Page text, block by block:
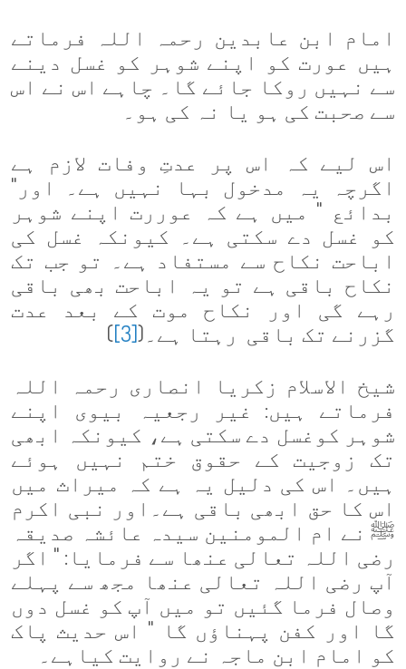
امام ابن عابدین رحمہ اللہ فرماتے
ہیں عورت کو اپنے شوہر کو غسل دینے
سے نہیں روکا جائے گا۔ چاہے اس نے اس
سے صحبت کی ہو یا نہ کی ہو۔
اس لیے کہ اس پر عدتِ وفات لازم ہے
اگرچہ یہ مدخول بہا نہیں ہے۔ اور"
بدائع " میں ہے کہ عوررت اپنے شوہر
کو غسل دے سکتی ہے۔ کیونکہ غسل کی
اباحت نکاح سے مستفاد ہے۔ تو جب تک
نکاح باقی ہے تو یہ اباحت بھی باقی
رہے گی اور نکاح موت کے بعد عدت
گزرنے تک باقی رہتا ہے۔([3]
)
شیخ الاسلام زکریا انصاری رحمہ اللہ
فرماتے ہیں: غیر رجعیہ بیوی اپنے
شوہر کوغسل دے سکتی ہے، کیونکہ ابھی
تک زوجیت کے حقوق ختم نہیں ہوئے
ہیں۔ اس کی دلیل یہ ہے کہ میراث میں
اس کا حق ابھی باقی ہے۔اور نبی اکرم
ﷺ نے ام المومنین سیدہ عائشہ صدیقہ
رضی اللہ تعالی عنھا سے فرمایا: " اگر
آپ رضی اللہ تعالی عنھا مجھ سے پہلے
وصال فرما گئیں تو میں آپ کو غسل دوں
گا اور کفن پہناؤں گا " اس حدیث پاک
کو امام ابن ماجہ نے روایت کیاہے۔